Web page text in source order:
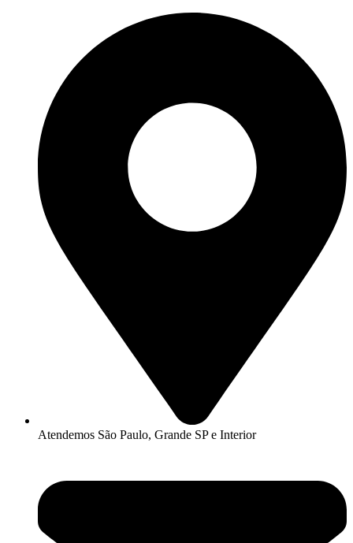
Atendemos São Paulo, Grande SP e Interior